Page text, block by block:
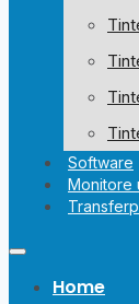
Software
Monitore
Home